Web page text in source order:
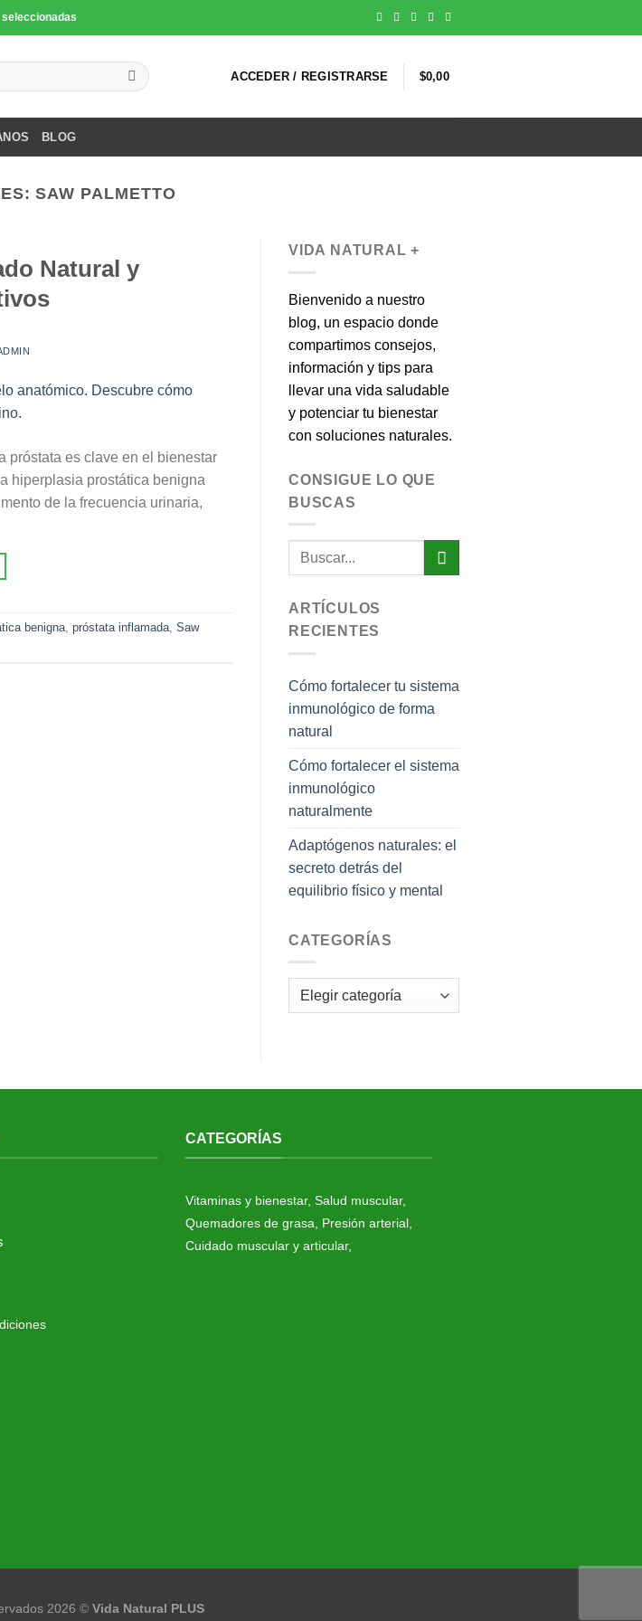
seleccionadas
ACCEDER / REGISTRARSE $0,00
BLOG
SAW PALMETTO
Natural y
próstata es clave en el bienestar
hiperplasia prostática benigna
de la frecuencia urinaria,
benigna, próstata inflamada, Saw
VIDA NATURAL +
Bienvenido a nuestro
blog, un espacio donde
compartimos consejos,
información y tips para
llevar una vida saludable
y potenciar tu bienestar
con soluciones naturales.
CONSIGUE LO QUE
BUSCAS
ARTÍCULOS
RECIENTES
Cómo fortalecer tu sistema
inmunológico de forma
natural
Cómo fortalecer el sistema
inmunológico
naturalmente
Adaptógenos naturales: el
secreto detrás del
equilibrio físico y mental
CATEGORÍAS
Categorías
CATEGORÍAS
Vitaminas y bienestar, Salud muscular,
Quemadores de grasa
Presión arterial,
Cuidado muscular y articular,
2026 © Vida Natural PLUS